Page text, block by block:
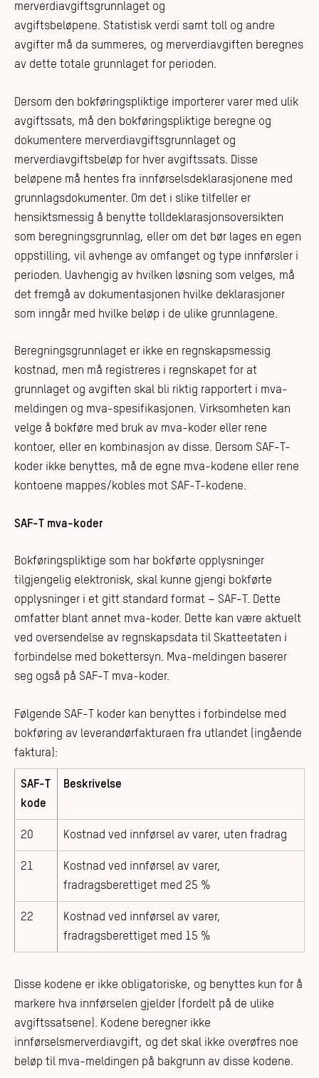
merverdiavgiftsgrunnlaget og
avgiftsbeløpene. Statistisk verdi samt toll og andre
avgifter må da summeres, og merverdiavgiften beregnes
av dette totale grunnlaget for perioden.
Dersom den bokføringspliktige importerer varer med ulik
avgiftssats, må den bokføringspliktige beregne og
dokumentere merverdiavgiftsgrunnlaget og
merverdiavgiftsbeløp for hver avgiftssats. Disse
beløpene må hentes fra innførselsdeklarasjonene med
grunnlagsdokumenter. Om det i slike tilfeller er
hensiktsmessig å benytte tolldeklarasjonsoversikten
som beregningsgrunnlag, eller om det bør lages en egen
oppstilling, vil avhenge av omfanget og type innførsler i
perioden. Uavhengig av hvilken løsning som velges, må
det fremgå av dokumentasjonen hvilke deklarasjoner
som inngår med hvilke beløp i de ulike grunnlagene.
Beregningsgrunnlaget er ikke en regnskapsmessig
kostnad, men må registreres i regnskapet for at
grunnlaget og avgiften skal bli riktig rapportert i mva-
meldingen og mva-spesifikasjonen. Virksomheten kan
velge å bokføre med bruk av mva-koder eller rene
kontoer, eller en kombinasjon av disse. Dersom SAF-T-
koder ikke benyttes, må de egne mva-kodene eller rene
kontoene mappes/kobles mot SAF-T-kodene.
SAF-T mva-koder
Bokføringspliktige som har bokførte opplysninger
tilgjengelig elektronisk, skal kunne gjengi bokførte
opplysninger i et gitt standard format – SAF-T. Dette
omfatter blant annet mva-koder. Dette kan være aktuelt
ved oversendelse av regnskapsdata til Skatteetaten i
forbindelse med bokettersyn. Mva-meldingen baserer
seg også på SAF-T mva-koder.
Følgende SAF-T koder kan benyttes i forbindelse med
bokføring av leverandørfakturaen fra utlandet (ingående
faktura):
SAF-T
kode
Beskrivelse
20 Kostnad ved innførsel av varer, uten fradrag
21
Kostnad ved innførsel av varer,
fradragsberettiget med 25 %
22
Kostnad ved innførsel av varer,
fradragsberettiget med 15 %
Disse kodene er ikke obligatoriske, og benyttes kun for å
markere hva innførselen gjelder (fordelt på de ulike
avgiftssatsene). Kodene beregner ikke
innførselsmerverdiavgift, og det skal ikke overøfres noe
beløp til mva-meldingen på bakgrunn av disse kodene.